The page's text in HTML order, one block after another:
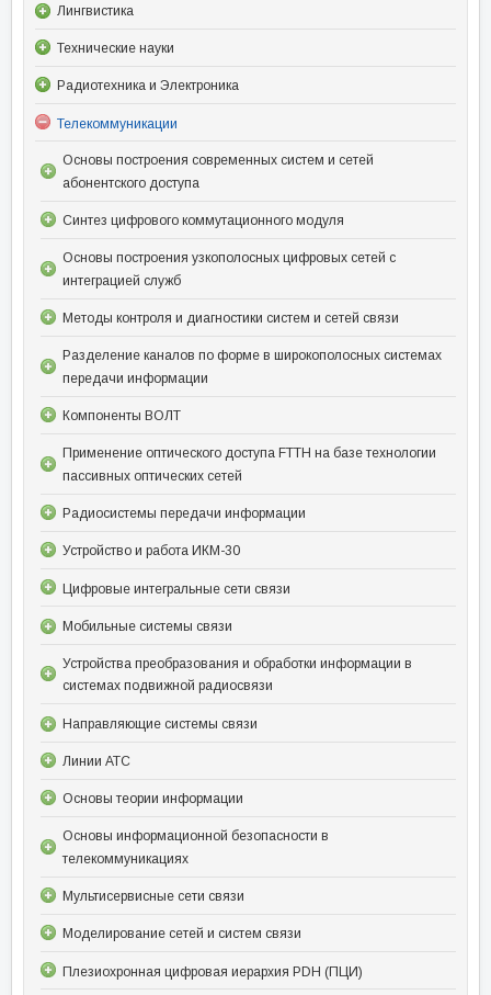
Лингвистика
Технические науки
Радиотехника и Электроника
Телекоммуникации
Основы построения современных систем и сетей
абонентского доступа
Синтез цифрового коммутационного модуля
Основы построения узкополосных цифровых сетей с
интеграцией служб
Методы контроля и диагностики систем и сетей связи
Разделение каналов по форме в широкополосных системах
передачи информации
Компоненты ВОЛТ
Применение оптического доступа FTTH на базе технологии
пассивных оптических сетей
Радиосистемы передачи информации
Устройство и работа ИКМ-30
Цифровые интегральные сети связи
Мобильные системы связи
Устройства преобразования и обработки информации в
системах подвижной радиосвязи
Направляющие системы связи
Линии АТС
Основы теории информации
Основы информационной безопасности в
телекоммуникациях
Мультисервисные сети связи
Моделирование сетей и систем связи
Плезиохронная цифровая иерархия PDH (ПЦИ)